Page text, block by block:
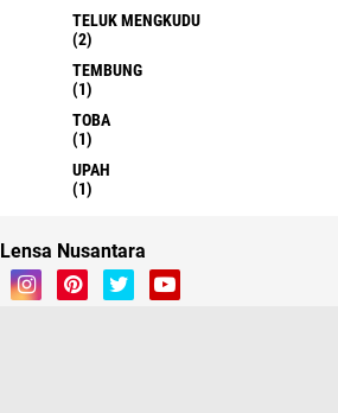
TELUK MENGKUDU
(2)
TEMBUNG
(1)
TOBA
(1)
UPAH
(1)
Lensa Nusantara